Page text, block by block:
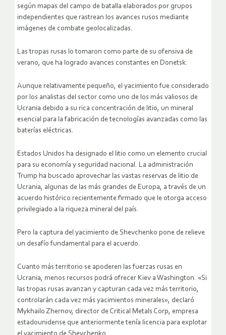
según mapas del campo de batalla elaborados por grupos
independientes que rastrean los avances rusos mediante
imágenes de combate geolocalizadas.
Las tropas rusas lo tomaron como parte de su ofensiva de
verano, que ha logrado avances constantes en Donetsk.
Aunque relativamente pequeño, el yacimiento fue considerado
por los analistas del sector como uno de los más valiosos de
Ucrania debido a su rica concentración de litio, un mineral
esencial para la fabricación de tecnologías avanzadas como las
baterías eléctricas.
Estados Unidos ha designado el litio como un elemento crucial
para su economía y seguridad nacional. La administración
Trump ha buscado aprovechar las vastas reservas de litio de
Ucrania, algunas de las más grandes de Europa, a través de un
acuerdo histórico recientemente firmado que le otorga acceso
privilegiado a la riqueza mineral del país.
Pero la captura del yacimiento de Shevchenko pone de relieve
un desafío fundamental para el acuerdo.
Cuanto más territorio se apoderen las fuerzas rusas en
Ucrania, menos recursos podrá ofrecer Kiev a Washington. «Si
las tropas rusas avanzan y capturan cada vez más territorio,
controlarán cada vez más yacimientos minerales», declaró
Mykhailo Zhernov, director de Critical Metals Corp, empresa
estadounidense que anteriormente tenía licencia para explotar